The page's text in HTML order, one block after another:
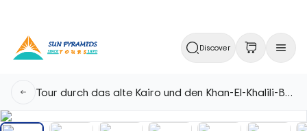
Discover
Tour durch das alte Kairo und den Khan-El-Khalili-Basar